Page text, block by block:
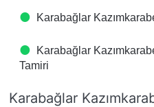
Karabağlar
Karabağlar
Tamiri
Karabağlar